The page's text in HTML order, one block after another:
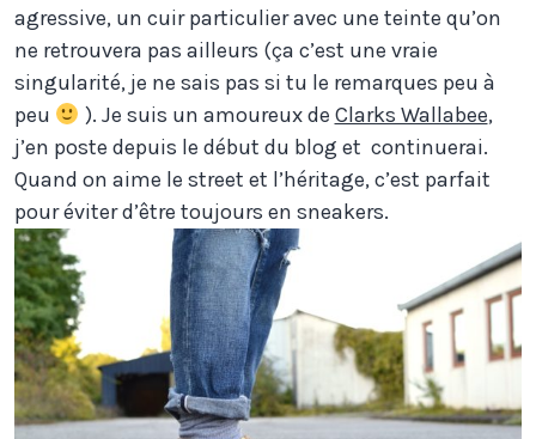
agressive, un cuir particulier avec une teinte qu’on
ne retrouvera pas ailleurs (ça c’est une vraie
singularité, je ne sais pas si tu le remarques peu à
peu
). Je suis un amoureux de Clarks Wallabee,
j’en poste depuis le début du blog et continuerai.
Quand on aime le street et l’héritage, c’est parfait
pour éviter d’être toujours en sneakers.